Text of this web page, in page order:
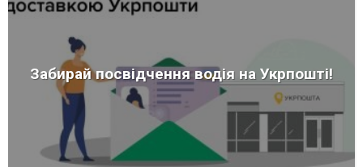
Забирай посвідчення водія на Укрпошті!